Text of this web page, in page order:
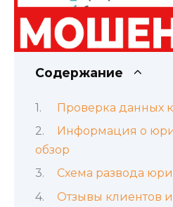
Содержание
Проверка данных
Информация о
обзор
Схема развода
Отзывы клиентов